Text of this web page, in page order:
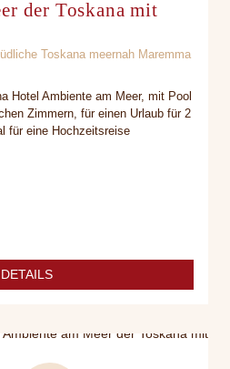
der Toskana mit
Toskana meernah Maremma
Hotel Ambiente am Meer, mit Pool
Zimmern, für einen Urlaub für 2
für eine Hochzeitsreise
DETAILS